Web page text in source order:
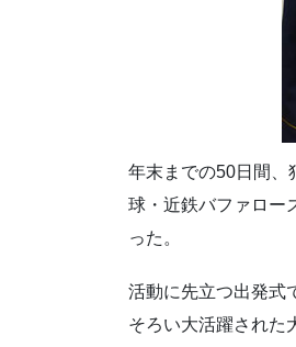
年末までの50日間、
球・近鉄バファロー
った。
活動に先立つ出発式
そろい大活躍された